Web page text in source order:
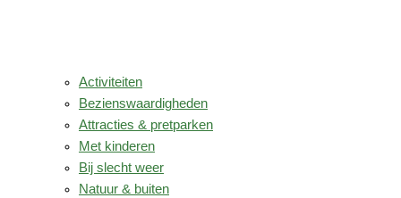
Activiteiten
Bezienswaardigheden
Attracties & pretparken
Met kinderen
Bij slecht weer
Natuur & buiten